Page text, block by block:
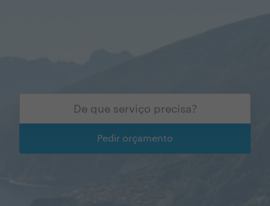
Pedir orçamento